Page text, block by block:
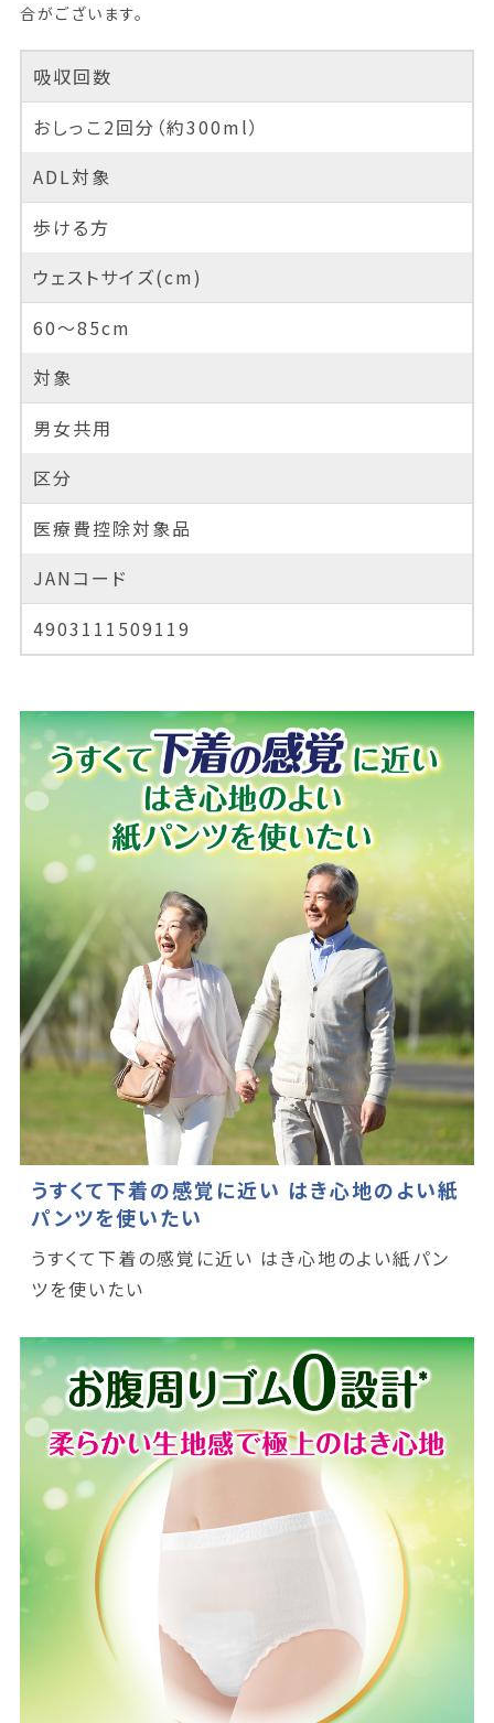
合がございます。
吸収回数
おしっこ2回分（約300ml）
ADL対象
歩ける方
ウェストサイズ(cm)
60～85cm
対象
男女共用
区分
医療費控除対象品
JANコード
4903111509119
うすくて下着の感覚に近い はき心地のよい紙
パンツを使いたい
うすくて下着の感覚に近い はき心地のよい紙パン
ツを使いたい